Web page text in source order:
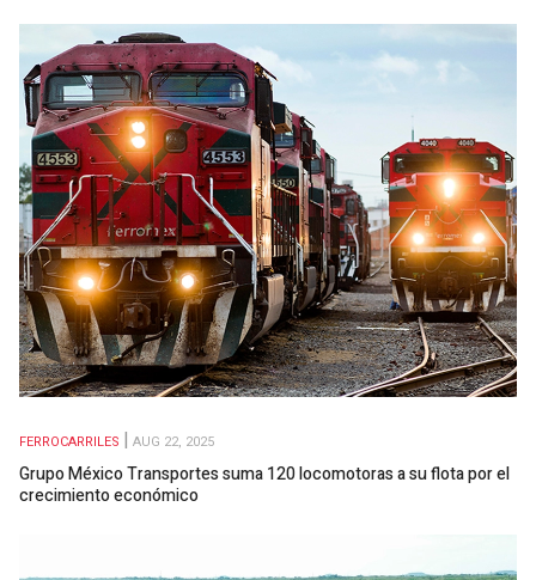
FERROCARRILES AUG 22, 2025
Grupo México Transportes suma 120 locomotoras a su flota por el
crecimiento económico